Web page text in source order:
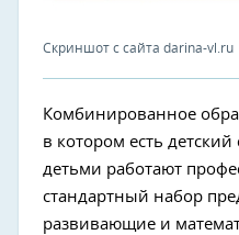
Скриншот с сайта darina-vl.ru
Комбинированное
в котором есть
детьми работают
стандартный набор
развивающие и